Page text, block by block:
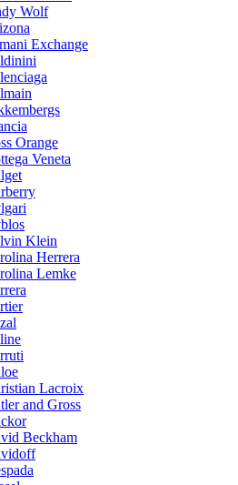
Wolf
Exchange
Orange
Veneta
Klein
Herrera
Lemke
Lacroix
and Gross
Beckham